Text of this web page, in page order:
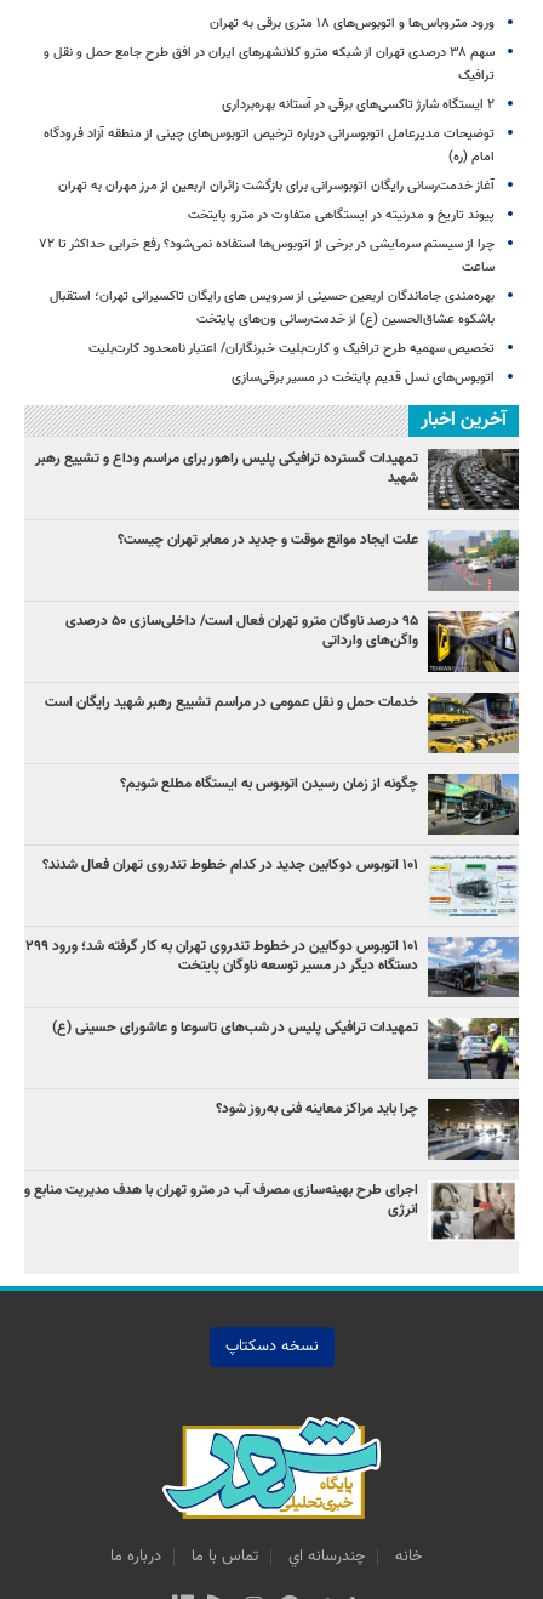
ورود متروباس‌ها و اتوبوس‌های ۱۸ متری برقی به تهران
سهم ۳۸ درصدی تهران از شبکه مترو کلانشهرهای ایران در افق طرح جامع حمل و نقل و
ترافیک
۲ ایستگاه شارژ تاکسی‌های برقی در آستانه بهره‌برداری
توضیحات مدیرعامل اتوبوسرانی درباره ترخیص اتوبوس‌های چینی از منطقه آزاد فرودگاه
امام (ره)
آغاز خدمت‌رسانی رایگان اتوبوسرانی برای بازگشت زائران اربعین از مرز مهران به تهران
پیوند تاریخ و مدرنیته در ایستگاهی متفاوت در مترو پایتخت
چرا از سیستم سرمایشی در برخی از اتوبوس‌ها استفاده نمی‌شود؟ رفع خرابی حداکثر تا ۷۲
ساعت
بهره‌مندی جاماندگان اربعین حسینی از سرویس‌ های رایگان تاکسیرانی تهران؛ استقبال
باشکوه عشاق‌الحسین (ع) از خدمت‌رسانی ون‌های پایتخت
تخصیص سهمیه طرح ترافیک و کارت‌بلیت خبرنگاران/ اعتبار نامحدود کارت‌بلیت
اتوبوس‌های نسل قدیم پایتخت در مسیر برقی‌سازی
آخرین اخبار
تمهیدات گسترده ترافیکی پلیس راهور برای مراسم وداع و تشییع رهبر
شهید
علت ایجاد موانع موقت و جدید در معابر تهران چیست؟
۹۵ درصد ناوگان مترو تهران فعال است/ داخلی‌سازی ۵۰ درصدی
واگن‌های وارداتی
خدمات حمل و نقل عمومی در مراسم تشییع رهبر شهید رایگان است
چگونه از زمان رسیدن اتوبوس به ایستگاه مطلع شویم؟
۱۰۱ اتوبوس دوکابین جدید در کدام خطوط تندروی تهران فعال شدند؟
۱۰۱ اتوبوس دوکابین در خطوط تندروی تهران به کار گرفته شد؛ ورود ۲۹۹
دستگاه دیگر در مسیر توسعه ناوگان پایتخت
تمهیدات ترافیکی پلیس در شب‌های تاسوعا و عاشورای حسینی (ع)
چرا باید مراکز معاینه فنی به‌روز شود؟
اجرای طرح بهینه‌سازی مصرف آب در مترو تهران با هدف مدیریت منابع و
انرژی
نسخه دسکتاپ
خانه چندرسانه اي تماس با ما درباره ما